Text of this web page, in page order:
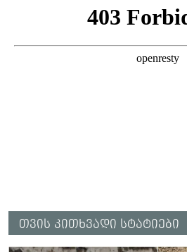
თვის კითხვადი სტატიები